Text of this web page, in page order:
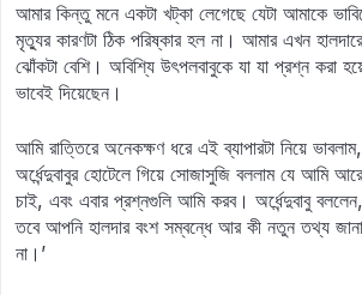
আমার কিন্তু মনে একটা খট্‌কা লেগেছে যেটা আমাকে
মৃত্যুর কারণটা ঠিক পরিষ্কার হল না। আমার এখন
ঝোঁকটা বেশি। অবিশ্যি উৎপলবাবুকে যা যা প্রশ্ন করা
ভাবেই দিয়েছেন।
আমি রাত্তিরে অনেকক্ষণ ধরে এই ব্যাপারটা নিয়ে
অর্ধেন্দুবাবুর হোটেলে গিয়ে সোজাসুজি বললাম যে আমি
চাই, এবং এবার প্রশ্নগুলি আমি করব। অর্ধেন্দুবাবু
তবে আপনি হালদার বংশ সম্বন্ধে আর কী নতুন তথ্য
না।’